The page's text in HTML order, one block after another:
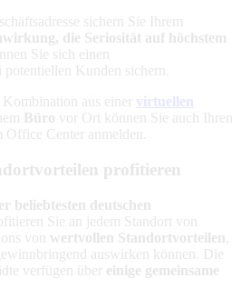
sichern Sie Ihrem
die Seriosität auf höchstem
Sie sich einen
potentiellen Kunden sichern.
aus einer virtuellen
Büro vor Ort können Sie auch Ihren
Office Center anmelden.
profitieren
beliebtesten deutschen
Sie an jedem Standort von
von wertvollen Standortvorteilen
auswirken können. Die
verfügen über einige gemeinsame